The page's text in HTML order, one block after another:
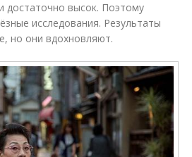
достаточно высок. Поэтому
исследования. Результаты
но они вдохновляют.